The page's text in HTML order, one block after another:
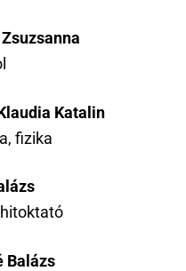
Katalin
fizika
Balázs